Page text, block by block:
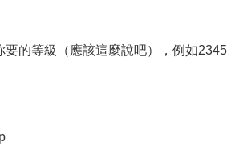
的等級（應該這麼說吧），例如2345